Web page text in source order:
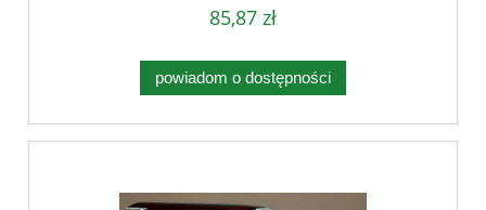
85,87 zł
powiadom o dostępności